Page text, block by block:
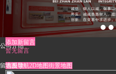
新闻中心
成功案例
公司介绍
留言反馈
添加新留言
暂无留言
地图导航2D地图街景地图